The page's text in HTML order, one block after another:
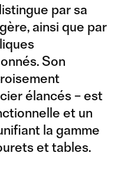
par sa
ainsi que par
Son
élancés – est
et un
la gamme
et tables.